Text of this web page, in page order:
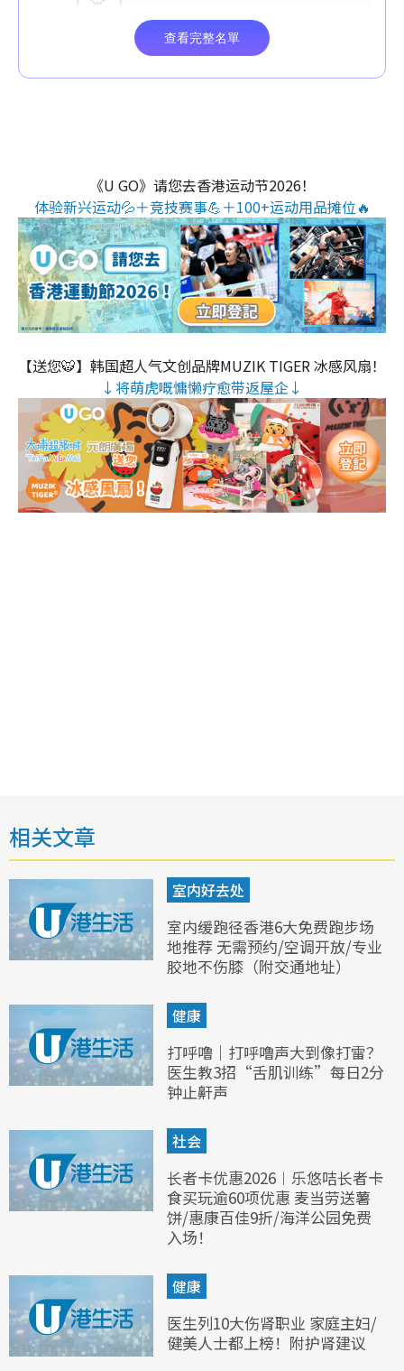
《U GO》请您去香港运动节2026！
体验新兴运动💦＋竞技赛事💪＋100+运动用品摊位🔥
【送您🐯】韩国超人气文创品牌MUZIK TIGER 冰感风扇！
↓将萌虎嘅慵懒疗愈带返屋企↓
相关文章
室内好去处
室内缓跑径香港6大免费跑步场
地推荐 无需预约/空调开放/专业
胶地不伤膝（附交通地址）
健康
打呼噜｜打呼噜声大到像打雷？
医生教3招“舌肌训练”每日2分
钟止鼾声
社会
长者卡优惠2026︱乐悠咭长者卡
食买玩逾60项优惠 麦当劳送薯
饼/惠康百佳9折/海洋公园免费
入场！
健康
医生列10大伤肾职业 家庭主妇/
健美人士都上榜！附护肾建议